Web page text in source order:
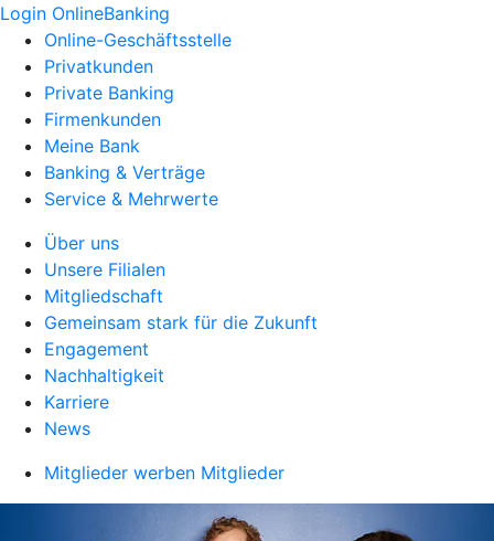
Login OnlineBanking
Online-Geschäftsstelle
Privatkunden
Private Banking
Firmenkunden
Meine Bank
Banking & Verträge
Service & Mehrwerte
Über uns
Unsere Filialen
Mitgliedschaft
Gemeinsam stark für die Zukunft
Engagement
Nachhaltigkeit
Karriere
News
Mitglieder werben Mitglieder